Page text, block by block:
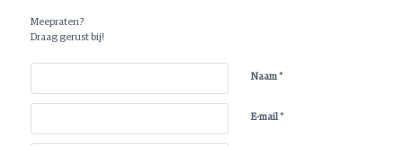
Meepraten?
Draag gerust bij!
Naam*
E-mail *